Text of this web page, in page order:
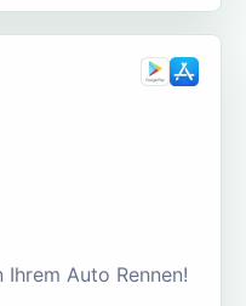
Auto Rennen!